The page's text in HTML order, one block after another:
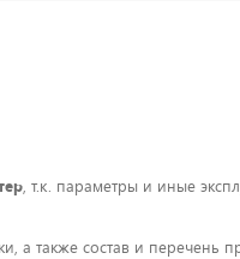
, т.к. параметры и иные
а также состав и